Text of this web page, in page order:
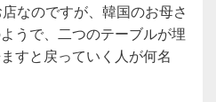
なのですが、韓国のお母さ
うで、二つのテーブルが埋
すと戻っていく人が何名